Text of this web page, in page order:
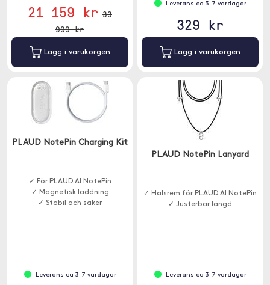
21 159 kr 33
999 kr
Lägg i varukorgen
Leverans ca 3-7 vardagar
329 kr
Lägg i varukorgen
PLAUD NotePin Charging Kit
✓ För PLAUD.AI NotePin
✓ Magnetisk laddning
✓ Stabil och säker
Leverans ca 3-7 vardagar
PLAUD NotePin Lanyard
✓ Halsrem för PLAUD.AI NotePin
✓ Justerbar längd
Leverans ca 3-7 vardagar